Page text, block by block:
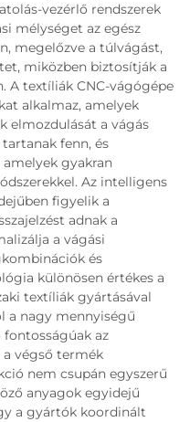
vezérlő rendszerek
mélységet az egész
megelőzve a túlvágást,
miközben biztosítják a
A textíliák CNC-vágógépe
alkalmaz, amelyek
elmozdulását a vágás
fenn, és
gyakran
Az intelligens
figyelik a
adnak a
a vágási
és
különösen értékes a
textíliák gyártásával
a nagy mennyiségű
az
a végső termék
nem csupán egyszerű
anyagok egyidejű
a gyártók koordinált